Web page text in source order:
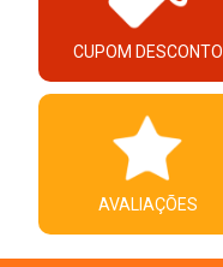
CUPOM DESCONTO
AVALIAÇÕES